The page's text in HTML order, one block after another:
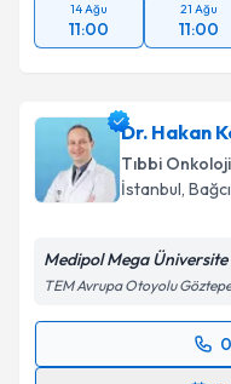
14 Ağu
11:00
21 Ağu
11:00
Dr. Hakan
Tıbbi Onkoloji
İstanbul,
Medipol Mega
TEM Avrupa Otoyolu Göztepe
Randevu